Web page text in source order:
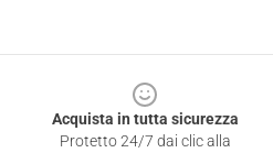
Acquista in tutta sicurezza
Protetto 24/7 dai clic alla